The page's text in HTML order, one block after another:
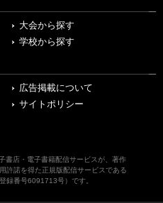
大会から探す
学校から探す
広告掲載について
サイトポリシー
書店・電子書籍配信サービスが、著作
許諾を得た正規版配信サービスである
録番号6091713号）です。